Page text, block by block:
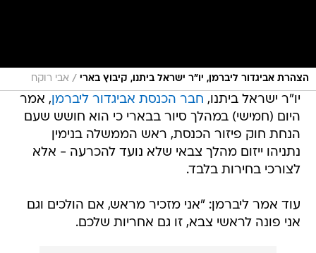
הצהרת אביגדור ליברמן, יו"ר ישראל ביתנו, קיבוץ בארי / אבי רוקח
יו"ר ישראל ביתנו, חבר הכנסת אביגדור ליברמן, אמר
היום (חמישי) במהלך סיור בבארי כי הוא חושש שעם
הנחת חוק פיזור הכנסת, ראש הממשלה בנימין
נתניהו ייזום מהלך צבאי שלא נועד להכרעה - אלא
לצורכי בחירות בלבד.
עוד אמר ליברמן: "אני מזכיר מראש, אם הולכים וגם
אני פונה לראשי צבא, זו גם אחריות שלכם.